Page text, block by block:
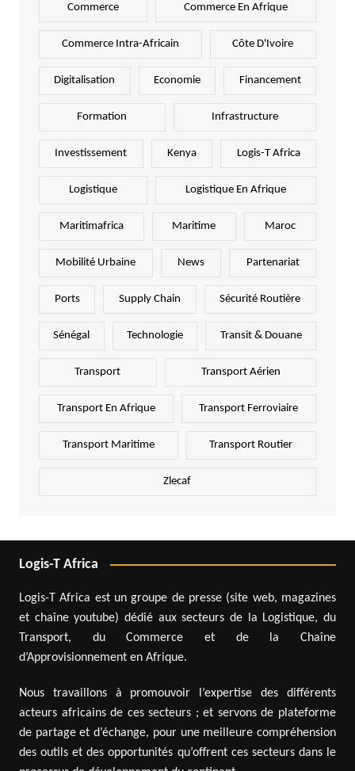
Commerce Commerce En Afrique
Commerce Intra-Africain Côte D'Ivoire
Digitalisation Economie Financement
Formation Infrastructure
Investissement Kenya Logis-T Africa
Logistique Logistique En Afrique
Maritimafrica Maritime Maroc
Mobilité Urbaine News Partenariat
Ports Supply Chain Sécurité Routière
Sénégal Technologie Transit & Douane
Transport Transport Aérien
Transport En Afrique Transport Ferroviaire
Transport Maritime Transport Routier
Zlecaf
Logis-T Africa
Logis-T Africa est un groupe de presse (site web, magazines
et chaîne youtube) dédié aux secteurs de la Logistique, du
Transport, du Commerce et de la Chaîne
d’Approvisionnement en Afrique.
Nous travaillons à promouvoir l’expertise des différents
acteurs africains de ces secteurs ; et servons de plateforme
de partage et d’échange, pour une meilleure compréhension
des outils et des opportunités qu’offrent ces secteurs dans le